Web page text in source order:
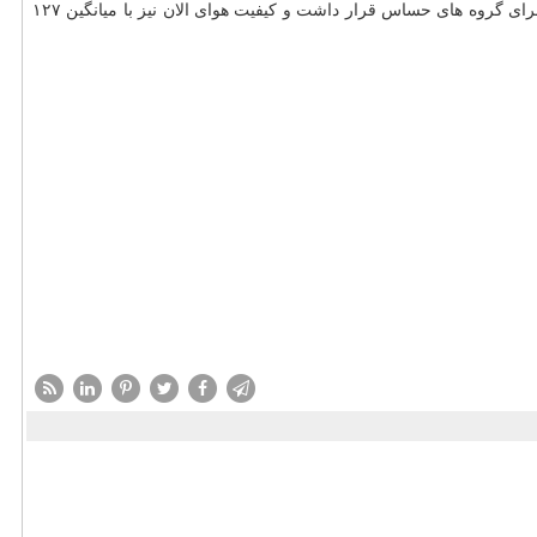
بر اساس اطلاعات شركت كنترل كیفیت هوای تهران، كیفیت هوای ۲۴ ساعت گذشته پایتخت منتهی به ۸ بامداد امروز با میانگین ۱۳۸ در شرایط ناسالم برای گروه های حساس قرار داشت و كیفیت هوای الان نیز با میانگین ۱۲۷